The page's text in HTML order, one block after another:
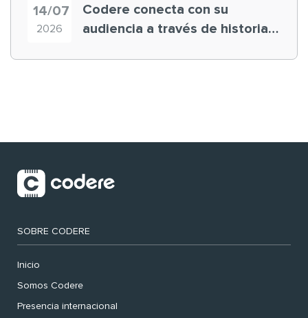
14/07
2026
Codere conecta con su
audiencia a través de historias
SOBRE CODERE
Inicio
Somos Codere
Presencia internacional